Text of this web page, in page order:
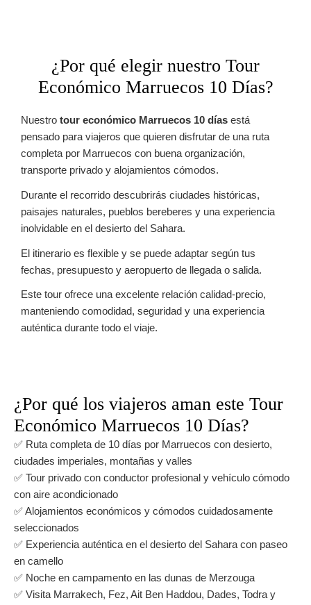
¿Por qué elegir nuestro Tour
Económico Marruecos 10 Días?
Nuestro tour económico Marruecos 10 días está
pensado para viajeros que quieren disfrutar de una ruta
completa por Marruecos con buena organización,
transporte privado y alojamientos cómodos.
Durante el recorrido descubrirás ciudades históricas,
paisajes naturales, pueblos bereberes y una experiencia
inolvidable en el desierto del Sahara.
El itinerario es flexible y se puede adaptar según tus
fechas, presupuesto y aeropuerto de llegada o salida.
Este tour ofrece una excelente relación calidad-precio,
manteniendo comodidad, seguridad y una experiencia
auténtica durante todo el viaje.
¿Por qué los viajeros aman este Tour
Económico Marruecos 10 Días?
✅ Ruta completa de 10 días por Marruecos con desierto,
ciudades imperiales, montañas y valles
✅ Tour privado con conductor profesional y vehículo cómodo
con aire acondicionado
✅ Alojamientos económicos y cómodos cuidadosamente
seleccionados
✅ Experiencia auténtica en el desierto del Sahara con paseo
en camello
✅ Noche en campamento en las dunas de Merzouga
✅ Visita Marrakech, Fez, Ait Ben Haddou, Dades, Todra y